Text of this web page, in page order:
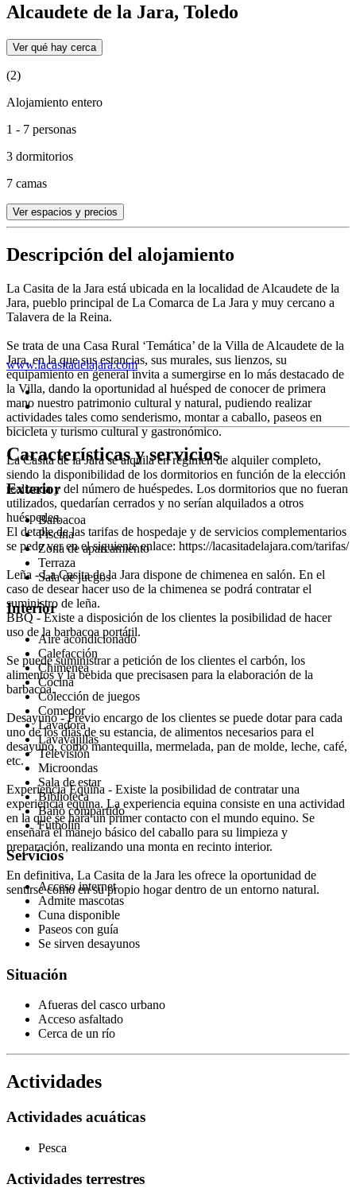
Alcaudete de la Jara, Toledo
Ver qué hay cerca
(2)
Alojamiento entero
1 - 7 personas
3 dormitorios
7 camas
Ver espacios y precios
Descripción del alojamiento
La Casita de la Jara está ubicada en la localidad de Alcaudete de la
Jara, pueblo principal de La Comarca de La Jara y muy cercano a
Talavera de la Reina.
Se trata de una Casa Rural ‘Temática’ de la Villa de Alcaudete de la
Jara, en la que sus estancias, sus murales, sus lienzos, su
equipamiento en general invita a sumergirse en lo más destacado de
la Villa, dando la oportunidad al huésped de conocer de primera
mano nuestro patrimonio cultural y natural, pudiendo realizar
actividades tales como senderismo, montar a caballo, paseos en
bicicleta y turismo cultural y gastronómico.
La Casita de la Jara se alquila en régimen de alquiler completo,
siendo la disponibilidad de los dormitorios en función de la elección
realizada y del número de huéspedes. Los dormitorios que no fueran
utilizados, quedarían cerrados y no serían alquilados a otros
huéspedes.
El detalle de las tarifas de hospedaje y de servicios complementarios
se pede ver en el siguiente enlace: https://lacasitadelajara.com/tarifas/
Leña - La Casita de la Jara dispone de chimenea en salón. En el
caso de desear hacer uso de la chimenea se podrá contratar el
suministro de leña.
BBQ - Existe a disposición de los clientes la posibilidad de hacer
uso de la barbacoa portátil.
Se puede suministrar a petición de los clientes el carbón, los
alimentos y la bebida que precisasen para la elaboración de la
barbacoa.
Desayuno - Previo encargo de los clientes se puede dotar para cada
uno de los días de su estancia, de alimentos necesarios para el
desayuno, como mantequilla, mermelada, pan de molde, leche, café,
etc.
Experiencia Equina - Existe la posibilidad de contratar una
experiencia equina. La experiencia equina consiste en una actividad
en la que se hará un primer contacto con el mundo equino. Se
enseñará el manejo básico del caballo para su limpieza y
preparación, realizando una monta en recinto interior.
En definitiva, La Casita de la Jara les ofrece la oportunidad de
sentirse como en su propio hogar dentro de un entorno natural.
www.lacasitadelajara.com
Características y servicios
Exterior
Barbacoa
Piscina
Zona de aparcamiento
Terraza
Sala de juegos
Interior
Aire acondicionado
Calefacción
Chimenea
Cocina
Colección de juegos
Comedor
Lavadora
Lavavajillas
Televisión
Microondas
Sala de estar
Biblioteca
Baño compartido
Futbolín
Servicios
Acceso internet
Admite mascotas
Cuna disponible
Paseos con guía
Se sirven desayunos
Situación
Afueras del casco urbano
Acceso asfaltado
Cerca de un río
Actividades
Actividades acuáticas
Pesca
Actividades terrestres